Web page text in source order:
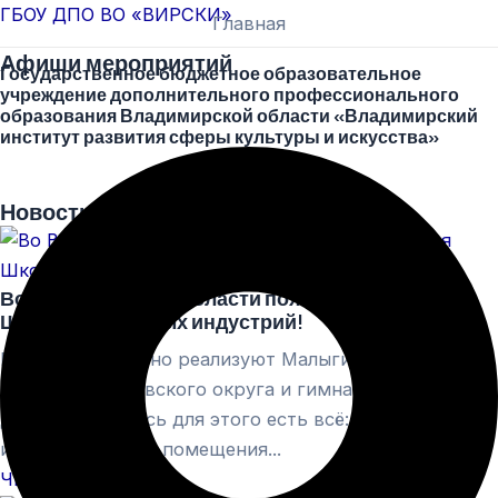
Перейти
содержимому
ГБОУ ДПО ВО «ВИРСКИ»
Государственное бюджетное образовательное
учреждение дополнительного профессионального
образования Владимирской области «Владимирский
институт развития сферы культуры и искусства»
Меню Главная
Афиши мероприятий
Новости
Во Владимирской области появится четвертая
Школа креативных индустрий!
Проект совместно реализуют Малыгинская школа
искусств Ковровского округа и гимназия города
Доброград. Здесь для этого есть всё: необходимая
инфраструктура, помещения...
Читать далее